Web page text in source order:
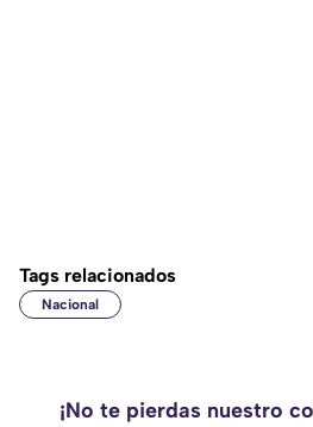
Tags relacionados
Nacional
¡No te pierdas nuestro